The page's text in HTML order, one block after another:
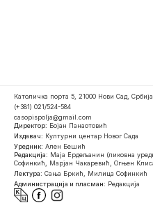
Католичка порта 5, 21000 Нови Сад, Србија
(+381) 021/524-584
casopispolja@gmail.com
Директор: Бојан Панаотовић
Издавач: Културни центар Новог Сада
Уредник: Ален Бешић
Редакција: Маја Ердељанин (ликовна
Софинкић, Марјан Чакаревић, Огњен
Лектура: Сања Бркић, Милица Софинкић
Администрација и пласман: Редакција